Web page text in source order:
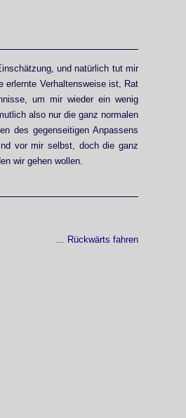
und natürlich tut mir
erlernte Verhaltensweise ist, Rat
um mir wieder ein wenig
also nur die ganz normalen
des gegenseitigen Anpassens
vor mir selbst, doch die ganz
wir gehen wollen.
... Rückwärts fahren